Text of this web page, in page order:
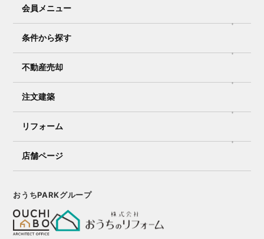
会員メニュー
条件から探す
不動産売却
注文建築
リフォーム
店舗ページ
おうちPARKグループ